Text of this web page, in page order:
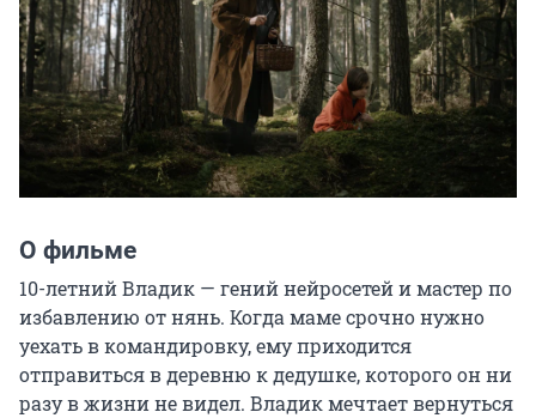
О фильме
10-летний Владик — гений нейросетей и мастер по
избавлению от нянь. Когда маме срочно нужно
уехать в командировку, ему приходится
отправиться в деревню к дедушке, которого он ни
разу в жизни не видел. Владик мечтает вернуться